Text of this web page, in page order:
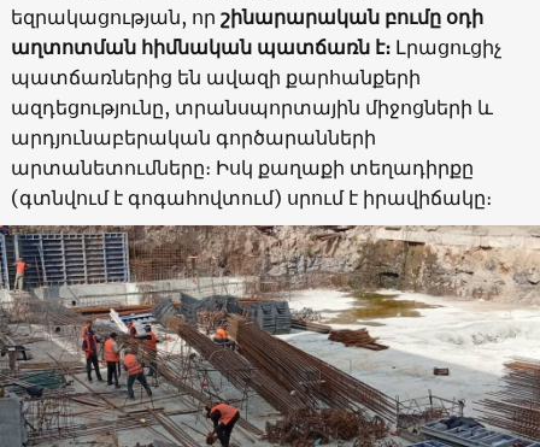
եզրակացության, որ շինարարական բումը օդի
աղտոտման հիմնական պատճառն է։Լրացուցիչ
պատճառներից են ավազի քարհանքերի
ազդեցությունը, տրանսպորտային միջոցների և
արդյունաբերական գործարանների
արտանետումները։ Իսկ քաղաքի տեղադիրքը
(գտնվում է գոգահովտում) սրում է իրավիճակը։